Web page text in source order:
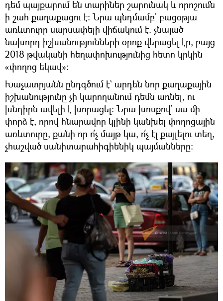
դեմ պայքարում են տարիներ շարունակ և որոշումն
ի շահ քաղաքացու է։ Նրա պնդմամբ` բացօթյա
առևտուրը սարսափելի վիճակում է. չնայած
նախորդ իշխանությունների օրոք վերացել էր, բայց
2018 թվականի հեղափոխությունից հետո կրկին
«փողոց եկավ»։
Խաչատրյանն ընդգծում է` արդեն նոր քաղաքային
իշխանությունը չի կարողանում դեմն առնել, ու
խնդիրն ավելի է խորացել։ Նրա խոսքով` սա մի
փորձ է, որով հնարավոր կլինի կանխել փողոցային
առևտուրը, քանի որ ո՛չ մայթ կա, ո՛չ էլ քայլելու տեղ,
չհաշված սանիտարահիգիենիկ պայմանները։